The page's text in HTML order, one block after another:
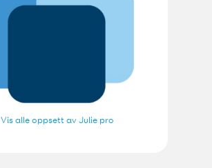
Vis alle oppsett av Julie pro